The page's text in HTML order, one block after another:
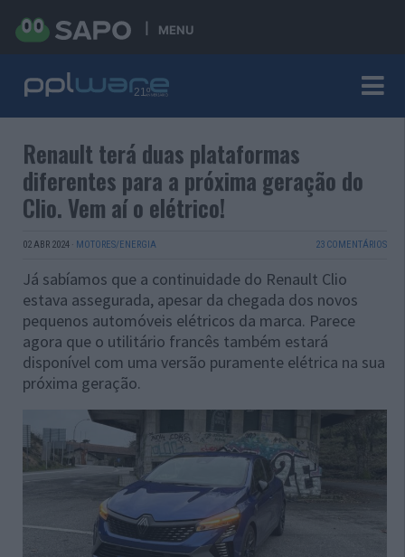
MENU
Renault terá duas plataformas
diferentes para a próxima geração do
Clio. Vem aí o elétrico!
02 ABR 2024 · MOTORES/ENERGIA 23 COMENTÁRIOS
Já sabíamos que a continuidade do Renault Clio
estava assegurada, apesar da chegada dos novos
pequenos automóveis elétricos da marca. Parece
agora que o utilitário francês também estará
disponível com uma versão puramente elétrica na sua
próxima geração.